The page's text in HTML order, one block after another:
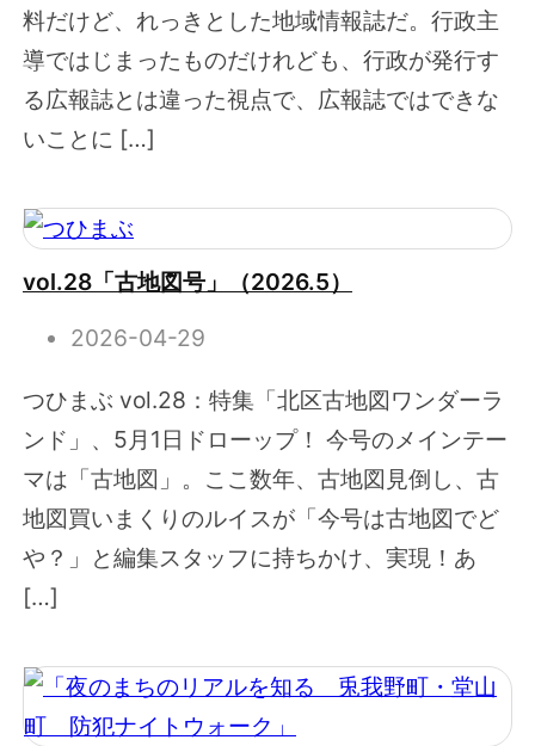
料だけど、れっきとした地域情報誌だ。行政主
導ではじまったものだけれども、行政が発行す
る広報誌とは違った視点で、広報誌ではできな
いことに […]
vol.28「古地図号」（2026.5）
2026-04-29
つひまぶ vol.28：特集「北区古地図ワンダーラ
ンド」、5月1日ドローップ！ 今号のメインテー
マは「古地図」。ここ数年、古地図見倒し、古
地図買いまくりのルイスが「今号は古地図でど
や？」と編集スタッフに持ちかけ、実現！あ
[…]